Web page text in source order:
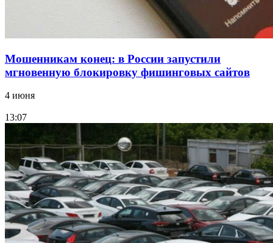
Мошенникам конец: в России запустили
мгновенную блокировку фишинговых сайтов
4 июня
13:07